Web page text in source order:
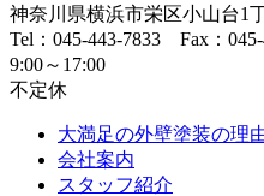
神奈川県横浜市栄区小山台1
Tel：045-443-7833 Fax：045-
9:00～17:00
不定休
大満足の外壁塗装の理
会社案内
スタッフ紹介